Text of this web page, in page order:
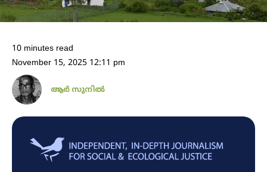
10 minutes read
November 15, 2025 12:11 pm
ആർ സുനിൽ